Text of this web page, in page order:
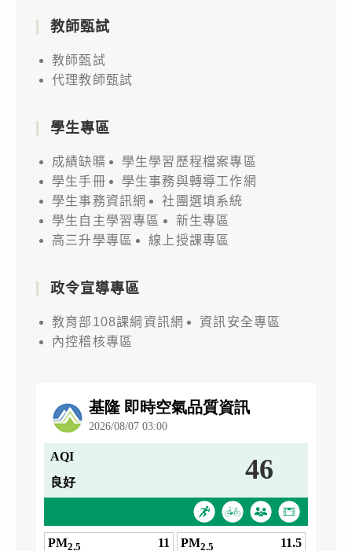
教師甄試
教師甄試
代理教師甄試
學生專區
成績缺曠
學生學習歷程檔案專區
學生手冊
學生事務與轉導工作網
學生事務資訊網
社團選填系統
學生自主學習專區
新生專區
高三升學專區
線上授課專區
政令宣導專區
教育部108課綱資訊網
資訊安全專區
內控稽核專區